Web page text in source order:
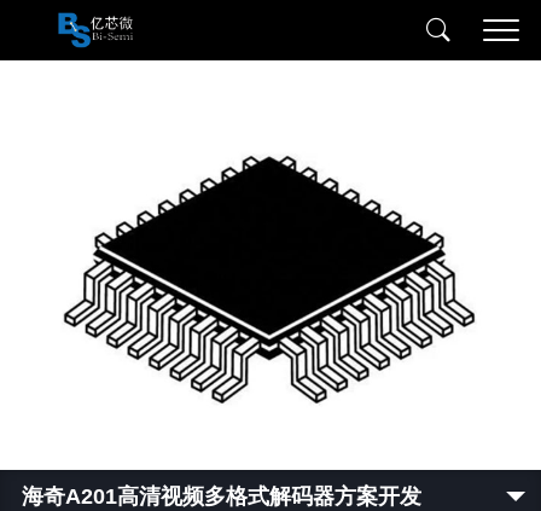
海奇A201高清视频多格式解码器方案开发